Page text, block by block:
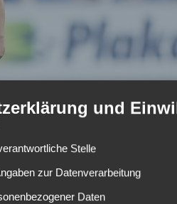
und
Stelle
zur Datenverarbeitung
Daten